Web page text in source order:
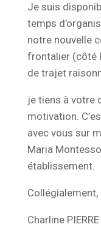
Je suis
temps
notre nouvelle
frontalier (côté
de trajet
je tiens à votre
motivation.
avec vous sur
Maria
établissement.
Collégialement,
Charline PIERRE